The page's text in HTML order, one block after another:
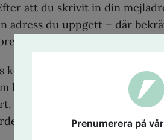
att du skrivit in din
adress du uppgett – där
kommer uteslutande att
helst välja att avsluta din
Nyhetsbrevet distribueras
är vidtagna för att skydda
Prenumerera på